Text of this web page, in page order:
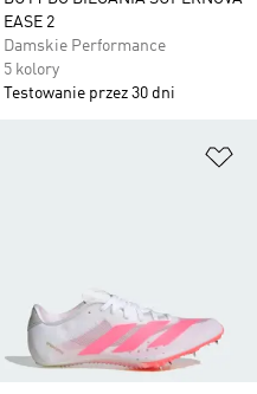
EASE 2
Damskie Performance
5 kolory
Testowanie przez 30 dni